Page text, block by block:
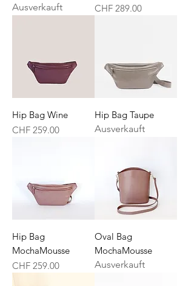
Ausverkauft
Preis
CHF 289.00
Hip Bag Wine
Preis
CHF 259.00
Hip Bag Taupe
Ausverkauft
Hip Bag
MochaMousse
Preis
CHF 259.00
Oval Bag
MochaMousse
Ausverkauft